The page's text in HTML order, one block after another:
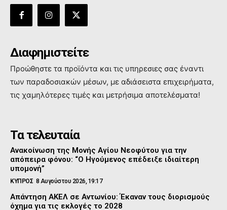
Διαφημιστείτε
Προώθηστε τα προϊόντα και τις υπηρεσιες σας έναντι
των παραδοσιακών μέσων, με αδιάσειστα επιχειρήματα,
τις χαμηλότερες τιμές και μετρήσιμα αποτελέσματα!
Τα τελευταία
Ανακοίνωση της Μονής Αγίου Νεοφύτου για την
απόπειρα φόνου: “Ο Ηγούμενος επέδειξε ιδιαίτερη
υπομονή”
ΚΥΠΡΟΣ 8 Αυγούστου 2026, 19:17
Απάντηση ΑΚΕΛ σε Αντωνίου: Έκαναν τους διορισμούς
όχημα για τις εκλογές το 2028